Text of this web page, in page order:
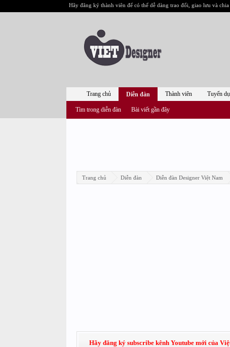
Hãy đăng ký thành viên để có thể dễ dàng trao đổi, giao lưu và chia
Trang chủ Diễn đàn Diễn đàn Designer Việt Nam
Hãy đăng ký subscribe kênh Youtube mới của
Trang chủ Diễn đàn
Tìm trong diễn đàn Bài viết gần đây
Thành viên Tuyển